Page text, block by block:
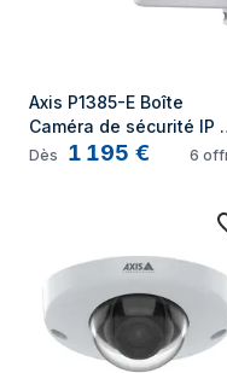
Axis P1385-E Boîte
Caméra de sécurité IP
Intérieure 1920 x 1080
Dès 1 195 € 6